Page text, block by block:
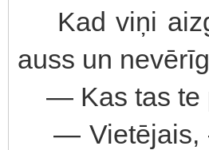
Kad viņi
auss un
— Kas tas te
— Vietējais,